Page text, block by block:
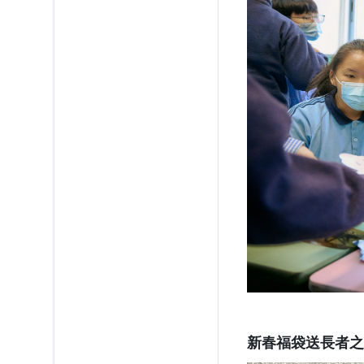
新春福袋送長者